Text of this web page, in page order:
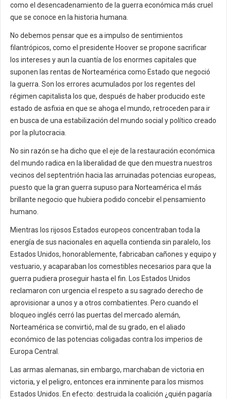
como el desencadenamiento de la guerra económica más cruel
que se conoce en la historia humana.
No debemos pensar que es a impulso de sentimientos
filantrópicos, como el presidente Hoover se propone sacrificar
los intereses y aun la cuantía de los enormes capitales que
suponen las rentas de Norteamérica como Estado que negoció
la guerra. Son los errores acumulados por los regentes del
régimen capitalista los que, después de haber producido este
estado de asfixia en que se ahoga el mundo, retroceden para ir
en busca de una estabilización del mundo social y político creado
por la plutocracia.
No sin razón se ha dicho que el eje de la restauración económica
del mundo radica en la liberalidad de que den muestra nuestros
vecinos del septentrión hacia las arruinadas potencias europeas,
puesto que la gran guerra supuso para Norteamérica el más
brillante negocio que hubiera podido concebir el pensamiento
humano.
Mientras los rijosos Estados europeos concentraban toda la
energía de sus nacionales en aquella contienda sin paralelo, los
Estados Unidos, honorablemente, fabricaban cañones y equipo y
vestuario, y acaparaban los comestibles necesarios para que la
guerra pudiera proseguir hasta el fin. Los Estados Unidos
reclamaron con urgencia el respeto a su sagrado derecho de
aprovisionar a unos y a otros combatientes. Pero cuando el
bloqueo inglés cerró las puertas del mercado alemán,
Norteamérica se convirtió, mal de su grado, en el aliado
económico de las potencias coligadas contra los imperios de
Europa Central.
Las armas alemanas, sin embargo, marchaban de victoria en
victoria, y el peligro, entonces era inminente para los mismos
Estados Unidos. En efecto: destruida la coalición ¿quién pagaría